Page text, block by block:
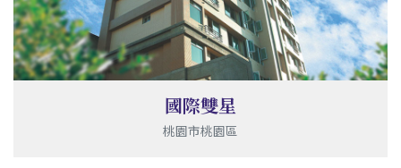
國際雙星
桃園市桃園區